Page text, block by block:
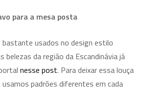
para a mesa posta
usados no design estilo
belezas da região da Escandinávia já
nesse post. Para deixar essa louça
usamos padrões diferentes em cada